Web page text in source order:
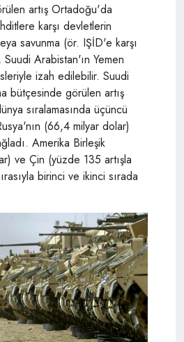
artış Ortadoğu'da
karşı devletlerin
savunma (ör. IŞİD'e karşı
Arabistan'ın Yemen
izah edilebilir. Suudi
bütçesinde görülen artış
sıralamasında üçüncü
(66,4 milyar dolar)
Amerika Birleşik
ve Çin (yüzde 135 artışla
birinci ve ikinci sırada